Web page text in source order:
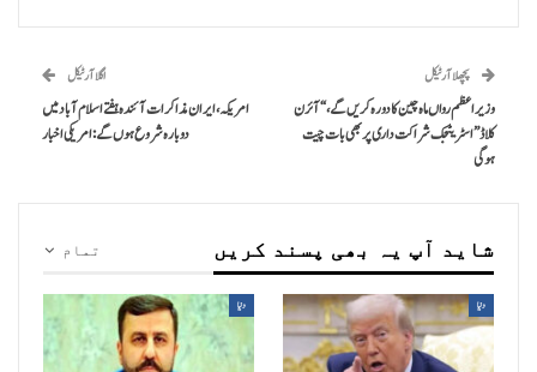
پچھلا آرٹیکل
وزیراعظم رواں ماہ چین کا دورہ کریں گے،“آئرن
کلاڈ” اسٹریٹجک شراکت داری پر بھی بات چیت
ہوگی
اگلا آرٹیکل
امریکہ، ایران مذاکرات آئندہ ہفتے اسلام آباد میں
دوبارہ شروع ہوں گے: امریکی اخبار
تمام شاید آپ یہ بھی پسند کریں
دنیا دنیا